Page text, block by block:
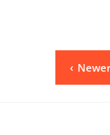
pagination